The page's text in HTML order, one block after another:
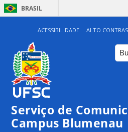
BRASIL
ACESSIBILIDADE ALTO
Serviço de
Campus Blumenau